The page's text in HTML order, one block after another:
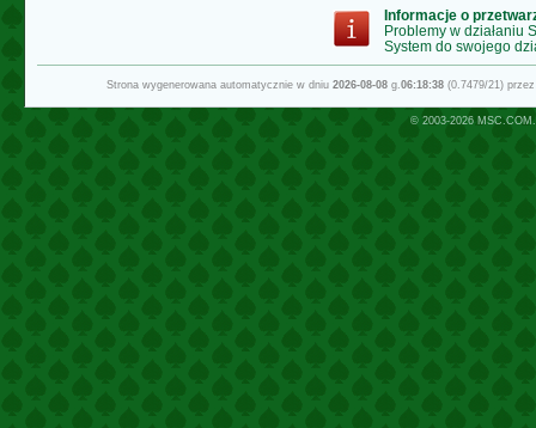
Informacje o
Problemy w działaniu
System do swojego
Strona wygenerowana automatycznie w dniu 2026-08-08g.06:18:38(0.7479/21)
© 2003-2026